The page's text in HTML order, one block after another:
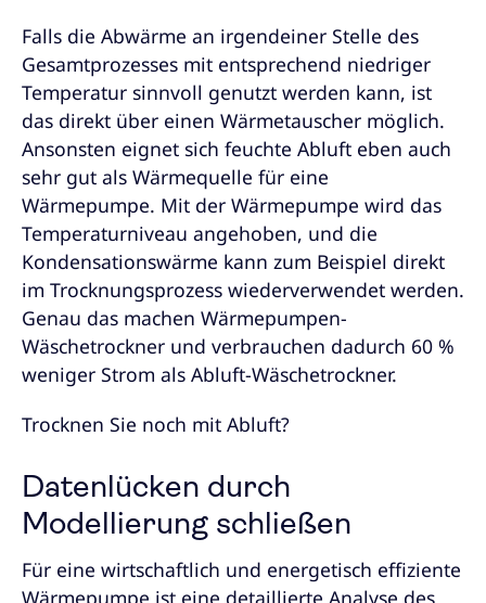
Falls die Abwärme an irgendeiner Stelle des
Gesamtprozesses mit entsprechend niedriger
Temperatur sinnvoll genutzt werden kann, ist
das direkt über einen Wärmetauscher möglich.
Ansonsten eignet sich feuchte Abluft eben auch
sehr gut als Wärmequelle für eine
Wärmepumpe. Mit der Wärmepumpe wird das
Temperaturniveau angehoben, und die
Kondensationswärme kann zum Beispiel direkt
im Trocknungsprozess wiederverwendet werden.
Genau das machen Wärmepumpen-
Wäschetrockner und verbrauchen dadurch 60 %
weniger Strom als Abluft-Wäschetrockner.
Trocknen Sie noch mit Abluft?
Datenlücken durch
Modellierung schließen
Für eine wirtschaftlich und energetisch effiziente
Wärmepumpe ist eine detaillierte Analyse des